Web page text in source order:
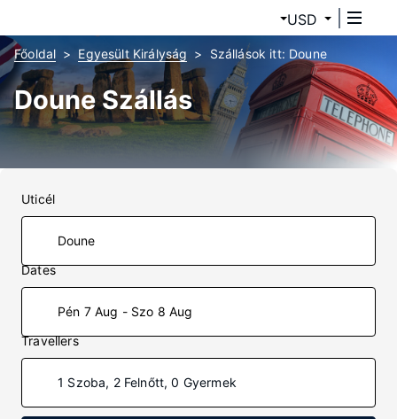
USD
Főoldal Egyesült Királyság Szállások itt: Doune
Doune Szállás
Uticél
Dates
Pén 7 Aug - Szo 8 Aug
Travellers
1 Szoba, 2 Felnőtt, 0 Gyermek